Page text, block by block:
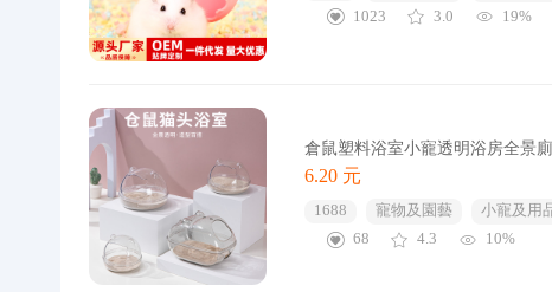
1023
3.0 19%
倉鼠塑料浴室小寵透明浴房全景
6.20 元
1688 寵物及園藝 小寵及用
68
4.3 10%